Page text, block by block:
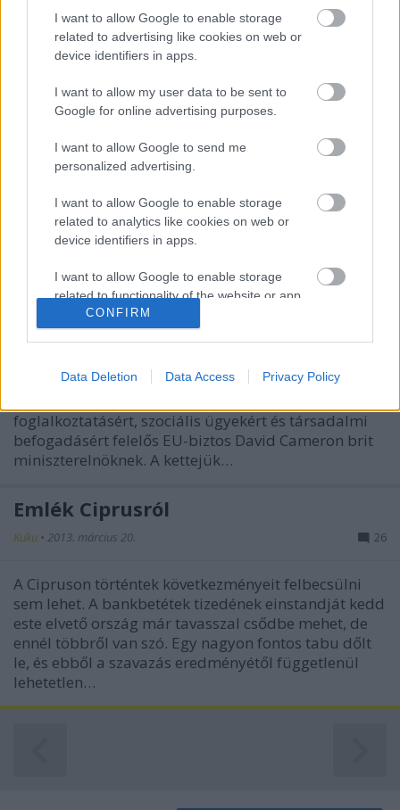
I want to allow Google to enable storage
related to advertising like cookies on web or
device identifiers in apps.
I want to allow my user data to be sent to
Google for online advertising purposes.
I want to allow Google to send me
personalized advertising.
I want to allow Google to enable storage
related to analytics like cookies on web or
device identifiers in apps.
I want to allow Google to enable storage
related to functionality of the website or app.
I want to allow Google to enable storage
I want to allow Google to enable storage
related to security, including authentication
functionality and fraud prevention, and other
user protection.
CONFIRM
Data Deletion Data Access Privacy Policy
Az ÁFA-csalás és az Unió
Az Európai Unió csak azokat a határokat bontotta le,
tőke útjában álltak - a többi, a tőkének kedvező
nemzeti különbözőséget éppen hogy fenntartja.
Horváth András ügye nem csak arra mutatott rá,
hogy a politikai elit és az…
Cameronnak?
2014. január 07.
gazdaság növekedéséhez és javították növekedési
foglalkoztatásért, szociális ügyekért és társadalmi
befogadásért felelős EU-biztos David Cameron brit
miniszterelnöknek. A kettejük…
Emlék Ciprusról
Kuku • 2013. március 20. 26
A Cipruson történtek következményeit felbecsülni
sem lehet. A bankbetétek tizedének einstandját kedd
este elvető ország már tavasszal csődbe mehet, de
ennél többről van szó. Egy nagyon fontos tabu dőlt
le, és ebből a szavazás eredményétől függetlenül
lehetetlen…